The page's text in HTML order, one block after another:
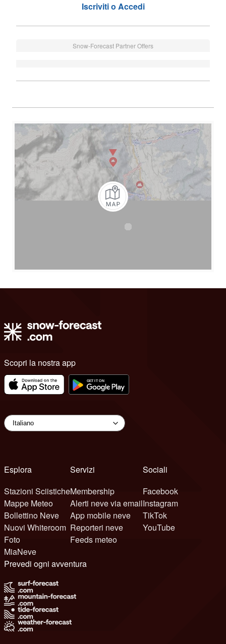
Iscriviti o Accedi
Snow-Forecast Partner Offers
Scopri la nostra app
Esplora
Stazioni Sciistiche
Mappe Meteo
Bollettino Neve
Nuovi Whiteroom
Foto
MiaNeve
Servizi
Membership
Alerti neve via email
App mobile neve
Reporteri neve
Feeds meteo
Sociali
Facebook
Instagram
TikTok
YouTube
Prevedi ogni avventura